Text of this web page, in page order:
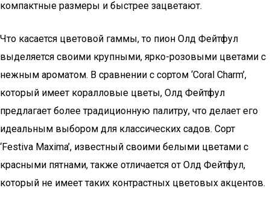
компактные размеры и быстрее зацветают.
Что касается цветовой гаммы, то пион Олд Фейтфул
выделяется своими крупными, ярко-розовыми цветами с
нежным ароматом. В сравнении с сортом ‘Coral Charm’,
который имеет коралловые цветы, Олд Фейтфул
предлагает более традиционную палитру, что делает его
идеальным выбором для классических садов. Сорт
‘Festiva Maxima’, известный своими белыми цветами с
красными пятнами, также отличается от Олд Фейтфул,
который не имеет таких контрастных цветовых акцентов.